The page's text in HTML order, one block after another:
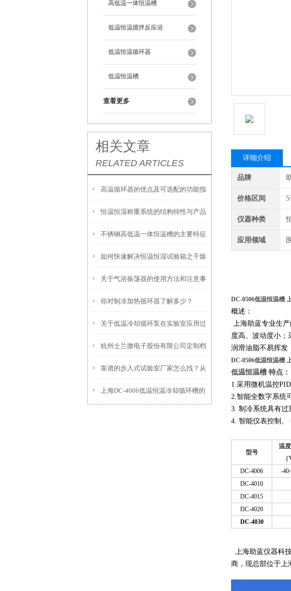
高低温一体恒温槽
低温恒温搅拌反应浴
低温恒温循环器
低温恒温槽
查看更多
相关文章
RELATED ARTICLES
高温循环器的优点及可选配的功能指
南
恒温恒湿称重系统的结构特性与产品
功能配置
不锈钢高低温一体恒温槽的主要特征
和使用要点说明
如何快速解决恒温恒湿试验箱之干燥
过滤器失效的问题
关于气浴振荡器的使用方法和注意事
项
你对制冷加热循环器了解多少？
关于低温冷却循环泵在实验室应用过
程中的几个要点
杭州士兰微电子股份有限公司定制档
案-恒温槽80L
靠谱的步入式试验室厂家怎么找？从
信誉和资质入手
上海DC-4006低温恒温冷却循环槽的
详细介绍
品牌
价格区间 5
仪器种类
应用领域
DC-0506低温恒温槽
概述：
上海助蓝专业生产
度高、波动度小；
润滑油脂不易挥发
DC-0506低温恒温槽
低温恒温槽 特点：
1.采用微机温控
2.智能全数字系统
3. 制冷系统具有过
4. 智能仪表控制、
型号
温
（
DC-4006
-
DC-4010
DC-4015
DC-4020
DC-4030
上海助蓝仪器科
商，现总部位于上